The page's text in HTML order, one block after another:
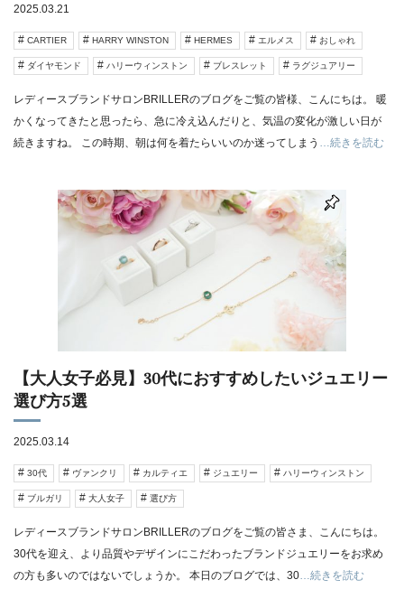
2025.03.21
CARTIER HARRY WINSTON HERMES エルメス おしゃれ
ダイヤモンド ハリーウィンストン ブレスレット ラグジュアリー
レディースブランドサロンBRILLERのブログをご覧の皆様、こんにちは。 暖
かくなってきたと思ったら、急に冷え込んだりと、気温の変化が激しい日が
続きますね。 この時期、朝は何を着たらいいのか迷ってしまう
…続きを読む
【大人女子必見】30代におすすめしたいジュエリー
選び方5選
2025.03.14
30代 ヴァンクリ カルティエ ジュエリー ハリーウィンストン
ブルガリ 大人女子 選び方
レディースブランドサロンBRILLERのブログをご覧の皆さま、こんにちは。
30代を迎え、より品質やデザインにこだわったブランドジュエリーをお求め
の方も多いのではないでしょうか。 本日のブログでは、30…続きを読む